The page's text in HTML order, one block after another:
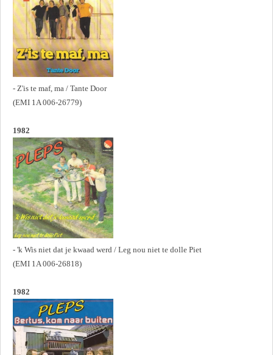
- Z'is te maf, ma / Tante Door
(EMI 1A 006-26779)
1982
- 'k Wis niet dat je kwaad werd / Leg nou niet te dolle Piet
(EMI 1A 006-26818)
1982